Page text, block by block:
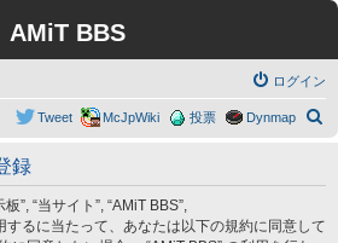
AMiT BBS
ログイン
Dynmap
投票
McJpWiki
Tweet
録
”, “当サイト”, “AMiT BBS”,
するに当たって、あなたは以下の規約に同意して